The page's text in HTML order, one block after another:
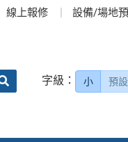
線上報修 設備/場地
字級： 小 預設